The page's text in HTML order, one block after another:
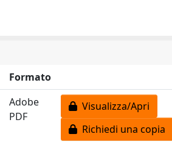
Formato
Adobe
PDF
Visualizza/Apri
Richiedi una copia